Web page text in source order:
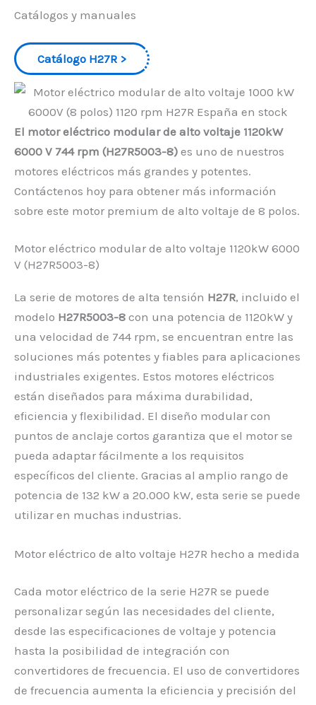
Catálogos y manuales
Catálogo H27R
El motor eléctrico modular de alto voltaje 1120kW
6000 V 744 rpm (H27R5003-8) es uno de nuestros
motores eléctricos más grandes y potentes.
Contáctenos hoy para obtener más información
sobre este motor premium de alto voltaje de 8 polos.
Motor eléctrico modular de alto voltaje 1120kW 6000
V (H27R5003-8)
La serie de motores de alta tensión H27R, incluido el
modelo H27R5003-8 con una potencia de 1120kW y
una velocidad de 744 rpm, se encuentran entre las
soluciones más potentes y fiables para aplicaciones
industriales exigentes. Estos motores eléctricos
están diseñados para máxima durabilidad,
eficiencia y flexibilidad. El diseño modular con
puntos de anclaje cortos garantiza que el motor se
pueda adaptar fácilmente a los requisitos
específicos del cliente. Gracias al amplio rango de
potencia de 132 kW a 20.000 kW, esta serie se puede
utilizar en muchas industrias.
Motor eléctrico de alto voltaje H27R hecho a medida
Cada motor eléctrico de la serie H27R se puede
personalizar según las necesidades del cliente,
desde las especificaciones de voltaje y potencia
hasta la posibilidad de integración con
convertidores de frecuencia. El uso de convertidores
de frecuencia aumenta la eficiencia y precisión del